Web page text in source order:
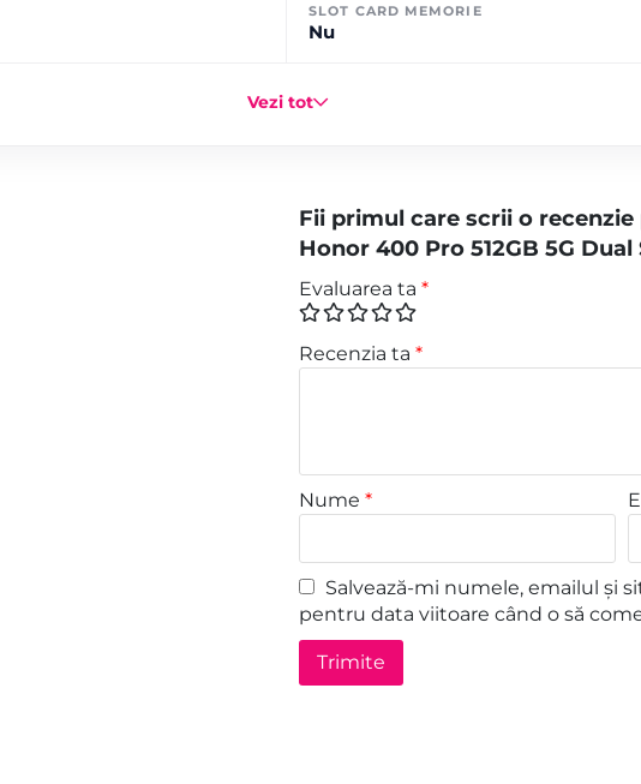
SLOT CARD MEMORIE
Nu
Vezi tot
Fii primul care scrii o
Honor 400 Pro 512GB 5G
Evaluarea ta *
Recenzia ta *
Nume *
Salvează-mi numele, emailul și
pentru data viitoare când o să